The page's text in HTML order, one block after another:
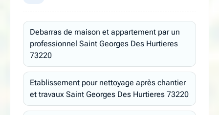
Debarras de maison et appartement par un
professionnel Saint Georges Des Hurtieres
73220
Etablissement pour nettoyage après chantier
et travaux Saint Georges Des Hurtieres 73220